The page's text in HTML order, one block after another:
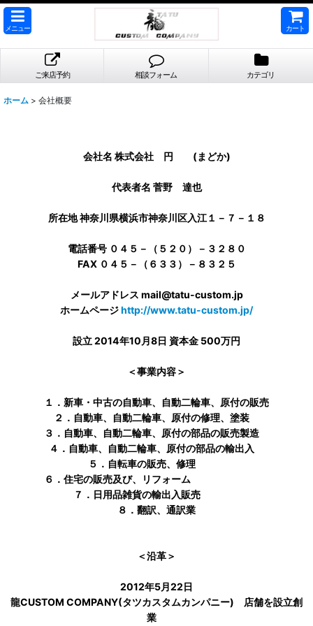
メニュー カート
ご来店予約 相談フォーム カテゴリ
ホーム > 会社概要
会社名 株式会社 円 (まどか)
代表者名 菅野 達也
所在地 神奈川県横浜市神奈川区入江１－７－１８
電話番号 ０４５－（５２０）－３２８０
FAX ０４５－（６３３）－８３２５
メールアドレス mail@tatu-custom.jp
ホームページhttp://www.tatu-custom.jp/
設立 2014年10月8日 資本金 500万円
＜事業内容＞
１．新車・中古の自動車、自動二輪車、原付の販売
２．自動車、自動二輪車、原付の修理、塗装
３．自動車、自動二輪車、原付の部品の販売製造
４．自動車、自動二輪車、原付の部品の輸出入
５．自転車の販売、修理
６．住宅の販売及び、リフォーム
７．日用品雑貨の輸出入販売
８．翻訳、通訳業
＜沿革＞
2012年5月22日
龍CUSTOM COMPANY(タツカスタムカンパニー) 店舗を設立創
業